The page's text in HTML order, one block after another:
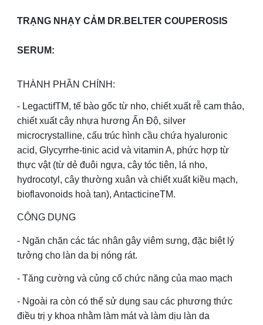
TRẠNG NHẠY CẢM DR.BELTER COUPEROSIS
SERUM:
THÀNH PHẦN CHÍNH:
- LegactifTM, tế bào gốc từ nho, chiết xuất rễ cam thảo,
chiết xuất cây nhựa hương Ấn Độ, silver
microcrystalline, cấu trúc hình cầu chứa hyaluronic
acid, Glycyrrhe-tinic acid và vitamin A, phức hợp từ
thực vật (từ dẻ đuôi ngựa, cây tóc tiên, lá nho,
hydrocotyl, cây thường xuân và chiết xuất kiều mạch,
bioflavonoids hoà tan), AntacticineTM.
CÔNG DỤNG
- Ngăn chặn các tác nhân gây viêm sưng, đặc biệt lý
tưởng cho làn da bị nóng rát.
- Tăng cường và củng cố chức năng của mao mạch
- Ngoài ra còn có thể sử dụng sau các phương thức
điều trị y khoa nhằm làm mát và làm dịu làn da